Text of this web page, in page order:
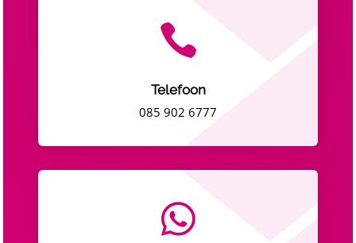

Telefoon
085 902 6777
